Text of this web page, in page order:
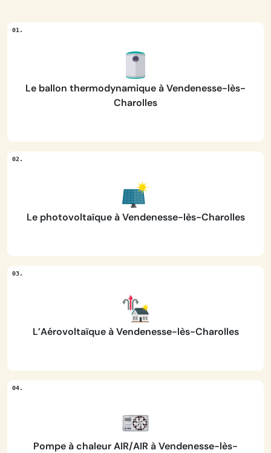
Le ballon thermodynamique à Vendenesse-lès-
Charolles
Le photovoltaïque à Vendenesse-lès-Charolles
L’Aérovoltaïque à Vendenesse-lès-Charolles
Pompe à chaleur AIR/AIR à Vendenesse-lès-